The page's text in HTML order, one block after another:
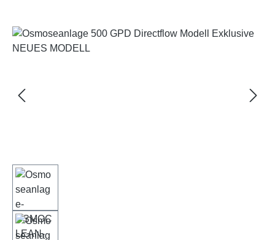
Bildergalerie überspringen